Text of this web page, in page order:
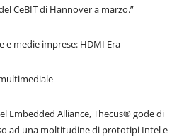
CeBIT di Hannover a marzo.”
e medie imprese: HDMI Era
Embedded Alliance, Thecus® gode di
ad una moltitudine di prototipi Intel e